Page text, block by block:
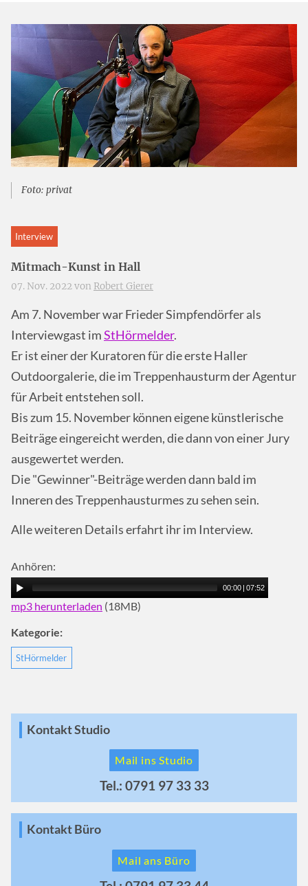
Foto: privat
Interview
Mitmach-Kunst in Hall
07. Nov. 2022 von Robert Gierer
Am 7. November war Frieder Simpfendörfer als
Interviewgast imStHörmelder.
Er ist einer der Kuratoren für die erste Haller
Outdoorgalerie, die im Treppenhausturm der Agentur
für Arbeit entstehen soll.
Bis zum 15. November können eigene künstlerische
Beiträge eingereicht werden, die dann von einer Jury
ausgewertet werden.
Die "Gewinner"-Beiträge werden dann bald im
Inneren des Treppenhausturmes zu sehen sein.
Alle weiteren Details erfahrt ihr im Interview.
Anhören:
00:00 07:52
mp3 herunterladen (18MB)
Kategorie:
StHörmelder
Kontakt Studio
Mail ins Studio
Tel.: 0791 97 33 33
Kontakt Büro
Mail ans Büro